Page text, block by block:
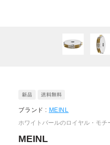
ブランド : MEINL
ホワイトバールのロイヤル・モチ
MEINL